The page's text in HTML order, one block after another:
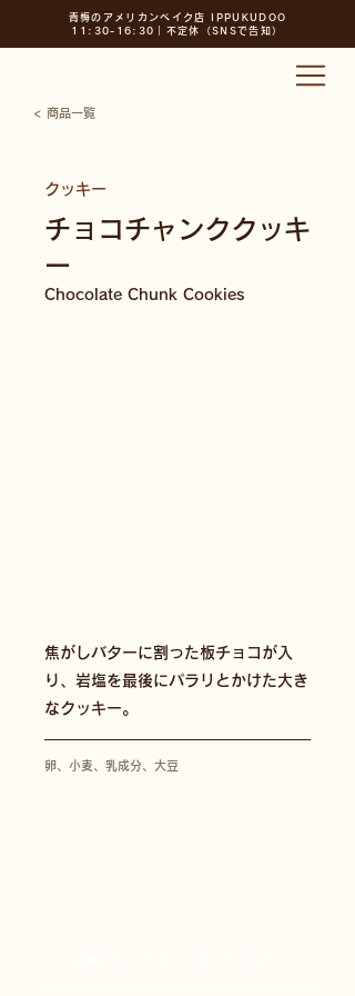
青梅のアメリカンべイク店 IPPUKUDOO
11:30-16:30｜不定休（SNSで告知）
< 商品一覧
クッキー
チョコチャンククッキ
ー
Chocolate Chunk Cookies
焦がしバターに割った板チョコが入
り、岩塩を最後にパラリとかけた大き
なクッキー。
卵、小麦、乳成分、大豆